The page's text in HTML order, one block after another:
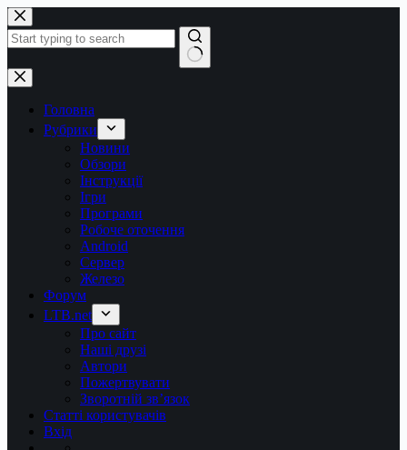
Перейти
до
вмісту
Немає
результатів
Головна
Рубрики
Новини
Обзори
Інструкції
Ігри
Програми
Робоче оточення
Android
Сервер
Железо
Форум
LTB.net
Про сайт
Наші друзі
Автори
Пожертвувати
Зворотній зв’язок
Статті користувачів
Вхід